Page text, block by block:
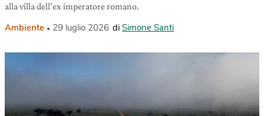
alla villa dell’ex imperatore romano.
Ambiente 29 luglio 2026 di Simone Santi